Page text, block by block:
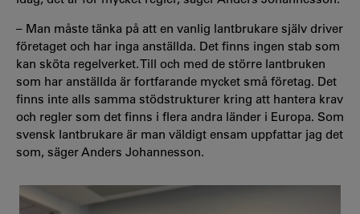
– Man måste tänka på att en vanlig lantbrukare själv driver
företaget och har inga anställda. Det finns ingen stab som
kan sköta regelverket. Till och med de större lantbruken
som har anställda är fortfarande mycket små företag. Det
finns inte alls samma stödstrukturer kring att hantera krav
och regler som det finns i flera andra länder i Europa. Som
svensk lantbrukare är man väldigt ensam uppfattar jag det
som, säger Anders Johannesson.